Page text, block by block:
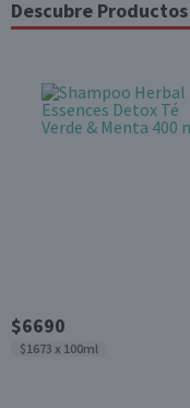
Descubre
$6690
$1673 x 100ml